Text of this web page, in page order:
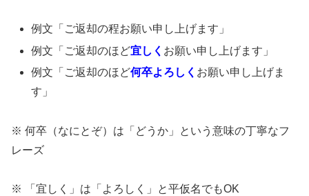
例文「ご返却の程お願い申し上げます」
例文「ご返却のほど宜しく お願い申し上げます」
例文「ご返却のほど何卒よろしく お願い申し上げま
す」
※ 何卒（なにとぞ）は「どうか」という意味の丁寧なフ
レーズ
※ 「宜しく」は「よろしく」と平仮名でもOK